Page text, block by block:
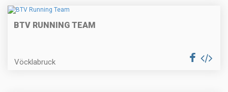
BTV RUNNING TEAM
Vöcklabruck